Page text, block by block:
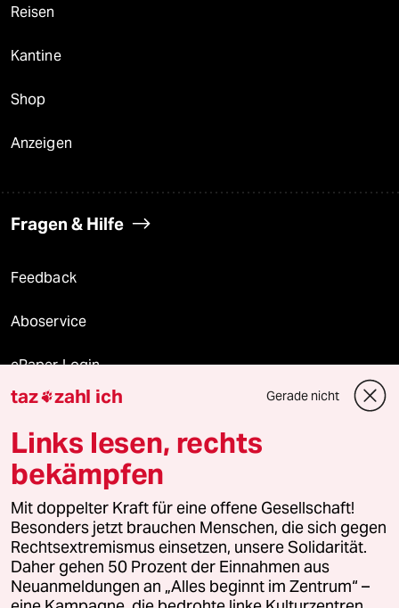
Reisen
Kantine
Shop
Anzeigen
Fragen & Hilfe
Feedback
Aboservice
ePaper Login
Downloads für Abonnierende
© 2026 taz Verlags und Vertriebs GmbH
Alle Rechte vorbehalten. Bei rechtlichen Fragen oder für Genehmigungen
wenden Sie sich bitte an
lizenzen@taz.de
Feedback Redaktionsstatut Kommune-Richtlinien
taz zahl ich Gerade nicht
Links lesen, rechts
bekämpfen
Mit doppelter Kraft für eine offene Gesellschaft!
Besonders jetzt brauchen Menschen, die sich gegen
Rechtsextremismus einsetzen, unsere Solidarität.
Daher gehen 50 Prozent der Einnahmen aus
Neuanmeldungen an „Alles beginnt im Zentrum“ –